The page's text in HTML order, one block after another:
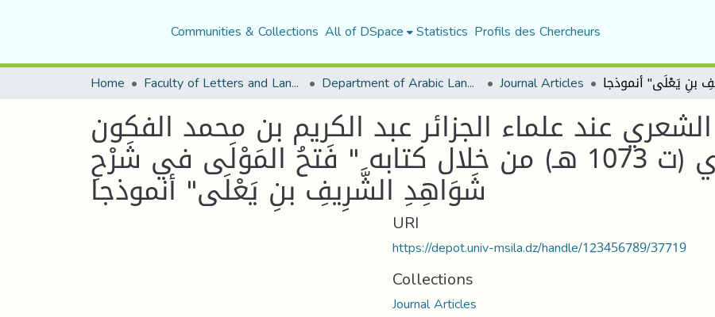
Communities & Collections All of DSpace Statistics Profils des Chercheurs
Home Faculty of Letters and Languages Department of Arabic Language and Literature Journal Articles
عند علماء الجزائر عبد الكريم بن محمد الفكون
القسنطيني الجزائري (ت 1073 هـ) من خلال كتابه " فَتحُ المَوْلَى في شَرْحِ
شَوَاهِدِ الشَّرِيفِ بنِ يَعْلَى" أنموذجا
URI
https://depot.univ-msila.dz/handle/123456789/37719
Collections
Journal Articles